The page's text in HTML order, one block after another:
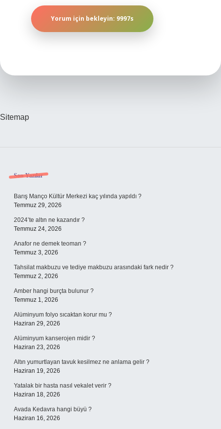
Sitemap
Sidebar
Son Yazılar
Barış Manço Kültür Merkezi kaç yılında yapıldı ?
Temmuz 29, 2026
2024’te altın ne kazandır ?
Temmuz 24, 2026
Anafor ne demek teoman ?
Temmuz 3, 2026
Tahsilat makbuzu ve tediye makbuzu arasındaki fark nedir ?
Temmuz 2, 2026
Amber hangi burçta bulunur ?
Temmuz 1, 2026
Alüminyum folyo sıcaktan korur mu ?
Haziran 29, 2026
Alüminyum kanserojen midir ?
Haziran 23, 2026
Altın yumurtlayan tavuk kesilmez ne anlama gelir ?
Haziran 19, 2026
Yatalak bir hasta nasıl vekalet verir ?
Haziran 18, 2026
Avada Kedavra hangi büyü ?
Haziran 16, 2026